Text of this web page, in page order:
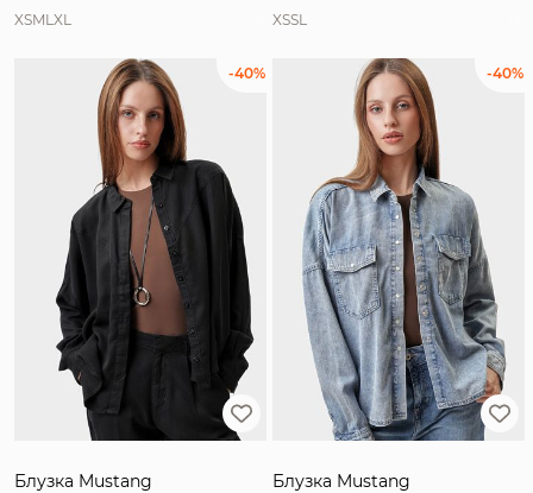
XSMLXL XSSL
-40%
Блузка Mustang
-40%
Блузка Mustang